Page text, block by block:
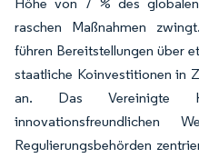
raschen Maßnahmen
führen Bereitstellungen über
staatliche Koinvestitionen in
an. Das Vereinigte
innovationsfreundlichen
Regulierungsbehörden